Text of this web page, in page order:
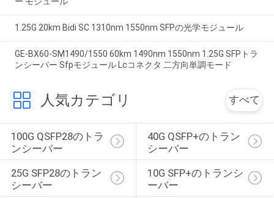
1.25G 20km Bidi SC 1310nm 1550nm SFPの光学モジュール
GE-BX60-SM1490/1550 60km 1490nm 1550nm 1.25G SFPトラ
ンシーバー Sfpモジュール Lcコネクタ 二方向単調モード
人気カテゴリ すべて
100G QSFP28のトラ
ンシーバー
40G QSFP+のトラン
シーバー
25G SFP28のトラン
シーバー
10G SFP+のトランシ
ーバー